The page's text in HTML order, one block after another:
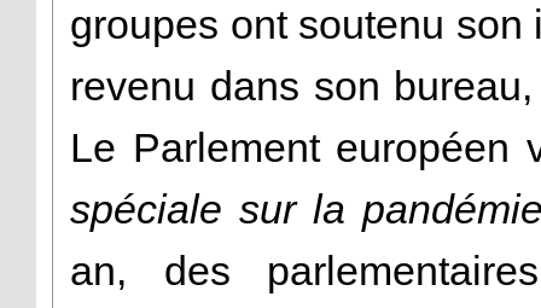
groupes ont soutenu
revenu dans son
Le Parlement
spéciale sur la
an, des